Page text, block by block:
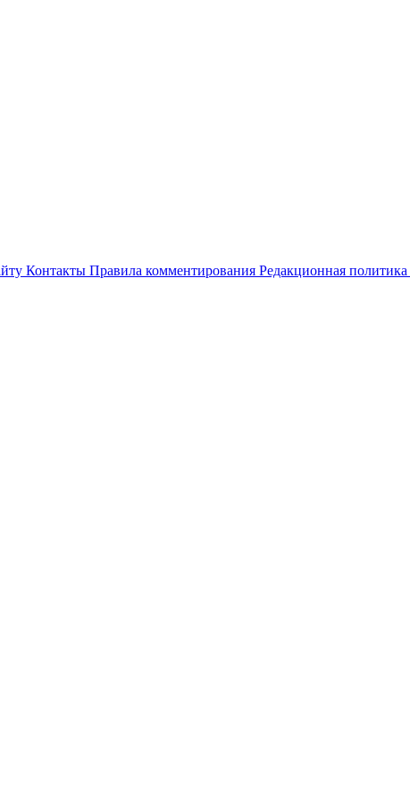
Контакты Правила комментирования Редакционная политика